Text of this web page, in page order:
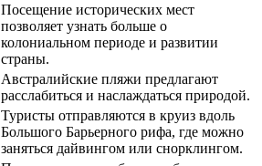
Посещение исторических мест
позволяет узнать больше о
колониальном периоде и развитии
страны.
Австралийские пляжи предлагают
расслабиться и наслаждаться природой.
Туристы отправляются в круиз вдоль
Большого Барьерного рифа, где можно
заняться дайвингом или снорклингом.